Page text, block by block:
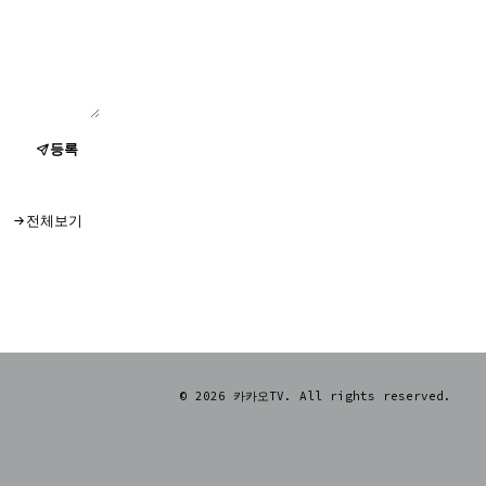
등록
전체보기
© 2026 카카오TV. All rights reserved.